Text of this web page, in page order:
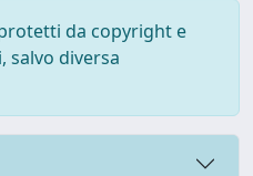
da copyright e
diversa